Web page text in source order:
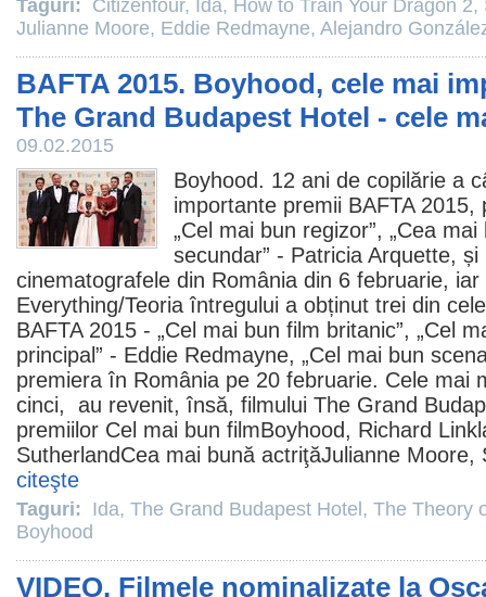
Taguri: Citizenfour, Ida, How to Train Your Dragon 2,
Julianne Moore, Eddie Redmayne, Alejandro
BAFTA 2015. Boyhood, cele mai
The Grand Budapest Hotel - cele
09.02.2015
Boyhood. 12 ani de copilărie a
importante premii BAFTA 2015,
„Cel mai bun regizor”, „Cea
secundar” - Patricia Arquette,
cinematografele din România din 6 februarie, iar
Everything/Teoria întregului a obținut trei din
BAFTA 2015 - „Cel mai bun film britanic”, „Cel
principal” - Eddie Redmayne, „Cel mai bun
premiera în România pe 20 februarie. Cele mai
cinci, au revenit, însă, filmului The Grand
premiilor Cel mai bun filmBoyhood, Richard
SutherlandCea mai bună actriţăJulianne Moore,
citeşte
Taguri: Ida, The Grand Budapest Hotel , The Theory
Boyhood
VIDEO. Filmele nominalizate la